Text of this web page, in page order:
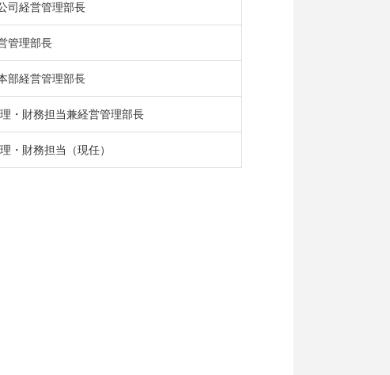
司経営管理部長
管理部長
部経営管理部長
・財務担当兼経営管理部長
・財務担当（現任）